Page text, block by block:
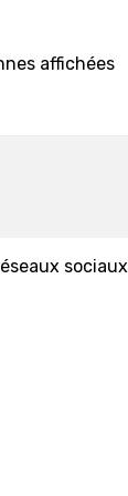
affichées
sociaux